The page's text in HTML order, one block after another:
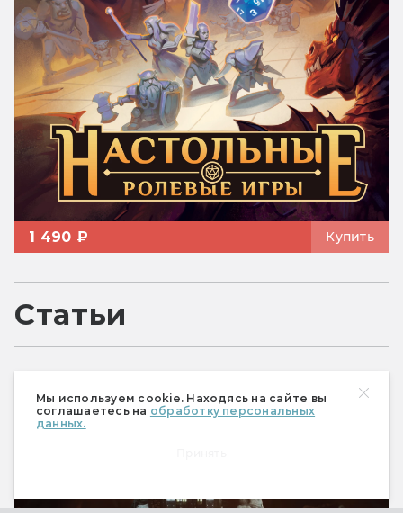
Мы используем cookie. Находясь на сайте вы
соглашаетесь на обработку персональных
данных.
1 490 ₽ Купить
Статьи